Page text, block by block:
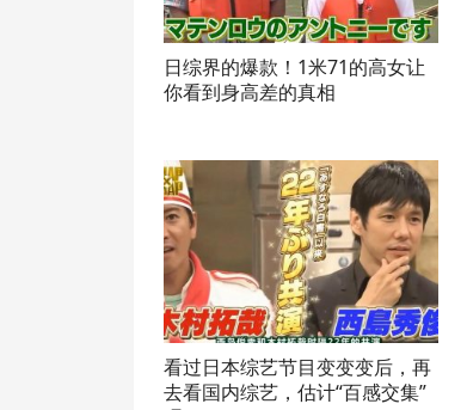
日综界的爆款！1米71的高女让
你看到身高差的真相
看过日本综艺节目变变变后，再
去看国内综艺，估计“百感交集”